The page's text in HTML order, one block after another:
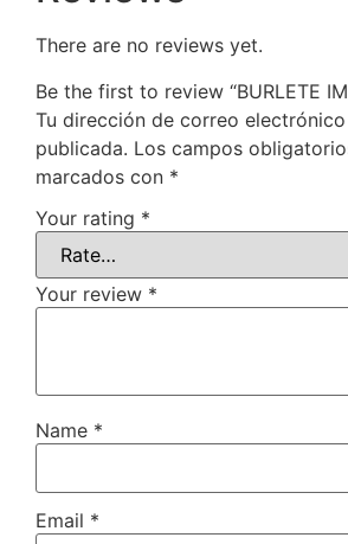
There are no reviews yet.
Be the first to review “BURLETE
Tu dirección de correo
publicada. Los campos
marcados con *
Your rating *
Your review *
Name *
Email *